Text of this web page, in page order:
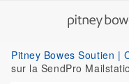
Pitney Bowes Soutien |
sur la SendPro